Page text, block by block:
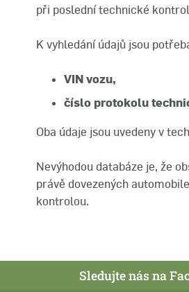
při poslední technické
K vyhledání údajů jsou
VIN vozu,
číslo protokolu
Oba údaje jsou uvedeny v
Nevýhodou databáze je, že
právě dovezených
kontrolou.
Sledujte nás na